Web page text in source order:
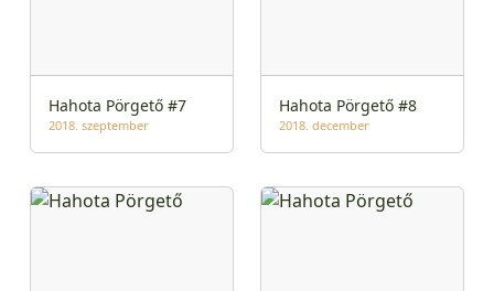
Hahota Pörgető #7
2018. szeptember
Hahota Pörgető #8
2018. december